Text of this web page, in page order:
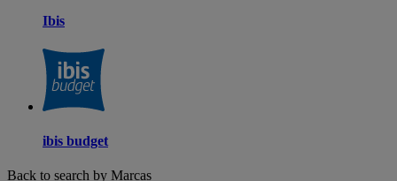
Ibis
ibis budget
Back to search by Marcas